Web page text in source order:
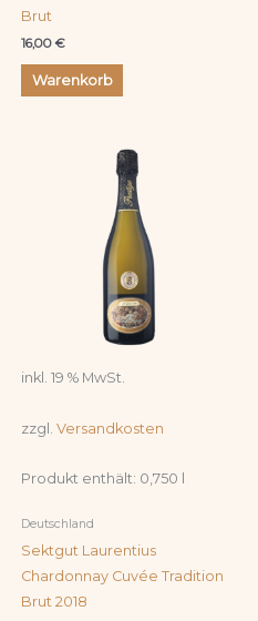
Brut
16,00€
Warenkorb
inkl. 19 % MwSt.
zzgl. Versandkosten
Produkt enthält: 0,750
Deutschland
Sektgut Laurentius
Chardonnay Cuvée Tradition
Brut 2018